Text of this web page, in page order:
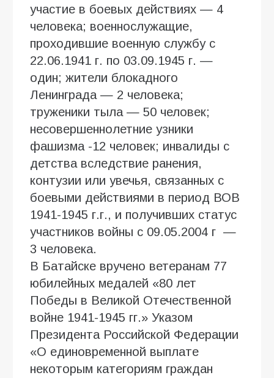
участие в боевых действиях — 4
человека; военнослужащие,
проходившие военную службу с
22.06.1941 г. по 03.09.1945 г. —
один; жители блокадного
Ленинграда — 2 человека;
труженики тыла — 50 человек;
несовершеннолетние узники
фашизма -12 человек; инвалиды с
детства вследствие ранения,
контузии или увечья, связанных с
боевыми действиями в период ВОВ
1941-1945 г.г., и получивших статус
участников войны с 09.05.2004 г —
3 человека.
В Батайске вручено ветеранам 77
юбилейных медалей «80 лет
Победы в Великой Отечественной
войне 1941-1945 гг.» Указом
Президента Российской Федерации
«О единовременной выплате
некоторым категориям граждан